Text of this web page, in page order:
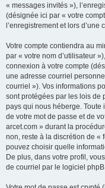
« messages invités »),
(désignée ici par « votre
l’enregistrement et lors
Votre compte contiendra au
par « votre nom d’utilisateur
connexion à votre compte
une adresse courriel
courriel »). Vos informations
sont protégées par les lois de
pays qui nous héberge. Toute
de votre mot de passe et de
arcet.com » durant la
non, reste à la discrétion de «
pouvez choisir quelle
De plus, dans votre profil,
de courriel par le logiciel